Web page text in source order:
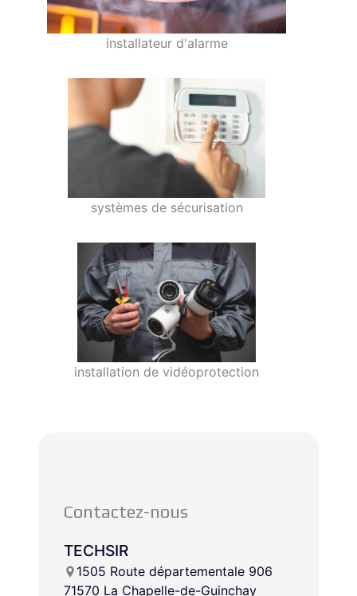
installateur d'alarme
systèmes de sécurisation
installation de vidéoprotection
Contactez-nous
TECHSIR
1505 Route départementale 906
71570 La Chapelle-de-Guinchay